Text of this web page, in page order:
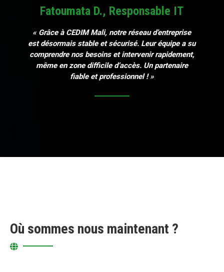
Fatoumata D., Responsable IT
« Grâce à CEDIM Mali, notre réseau d’entreprise
est désormais stable et sécurisé. Leur équipe a su
comprendre nos besoins et intervenir rapidement,
même en zone difficile d’accès. Un partenaire
fiable et professionnel ! »
Où sommes nous maintenant ?